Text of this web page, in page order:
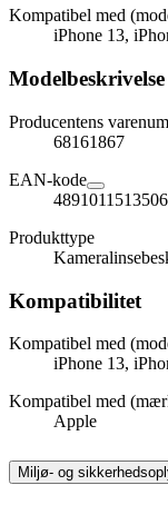
Kompatibel med
iPhone 13,
Modelbeskrivelse
Producentens
68161867
EAN-kode
4891011513506
Produkttype
Kompatibilitet
Kompatibel med
iPhone 13,
Kompatibel med
Apple
Miljø- og